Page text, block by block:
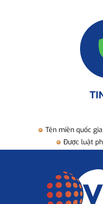
Tên miền quốc
Được luật